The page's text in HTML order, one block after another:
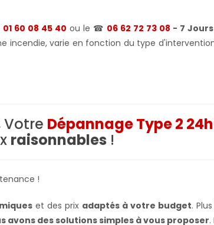
01 60 08 45 40 ou le ☎ 06 62 72 73 08 - 7
incendie, varie en fonction du type
Votre Dépannage Type 2
raisonnables !
!
et des prix adaptés à votre budget.
avons des solutions simples à vous proposer